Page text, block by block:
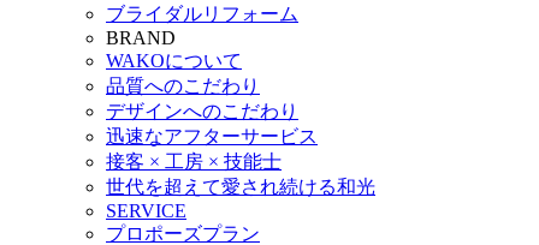
ブライダルリフォーム
BRAND
WAKOについて
品質へのこだわり
デザインへのこだわり
迅速なアフターサービス
接客 × 工房 × 技能士
世代を超えて愛され続ける和光
SERVICE
プロポーズプラン